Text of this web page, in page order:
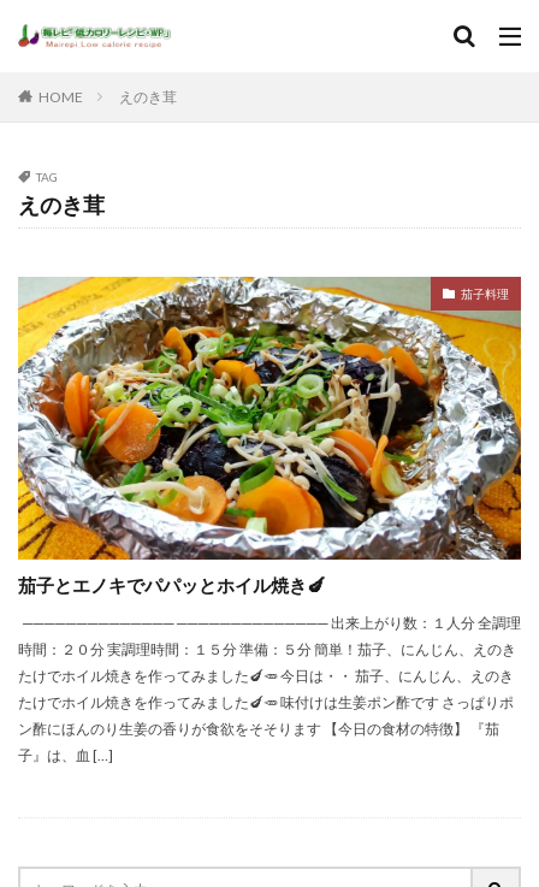
HOME えのき茸
TAG
えのき茸
茄子料理
茄子とエノキでパパッとホイル焼き🍆
────────────── ────────────── 出来上がり数：１人分 全調理
時間：２０分 実調理時間：１５分 準備：５分 簡単！茄子、にんじん、えのき
たけでホイル焼きを作ってみました🍆🥕 今日は・・ 茄子、にんじん、えのき
たけでホイル焼きを作ってみました🍆🥕 味付けは生姜ポン酢です さっぱりポ
ン酢にほんのり生姜の香りが食欲をそそります 【今日の食材の特徴】 『茄
子』は、血 […]